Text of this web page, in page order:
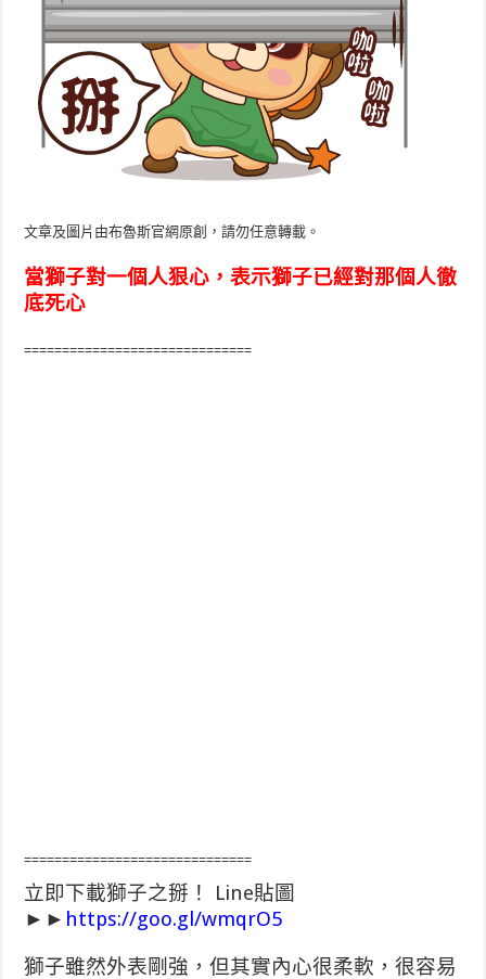
文章及圖片由布魯斯官網原創，請勿任意轉載。
當獅子對一個人狠心，表示獅子已經對那個人徹
底死心
==============================
==============================
立即下載獅子之掰！ Line貼圖
►► https://goo.gl/wmqrO5
獅子雖然外表剛強，但其實內心很柔軟，很容易